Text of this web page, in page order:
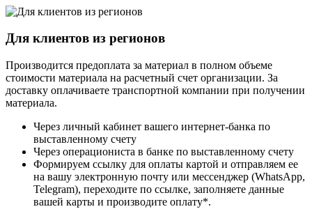
Для клиентов из регионов
Производится предоплата за материал в полном объеме
стоимости материала на расчетный счет организации. За
доставку оплачиваете транспортной компании при получении
материала.
Через личный кабинет вашего интернет-банка по
выставленному счету
Через операциониста в банке по выставленному счету
Формируем ссылку для оплаты картой и отправляем ее
на вашу электронную почту или мессенджер (WhatsApp,
Telegram), переходите по ссылке, заполняете данные
вашей карты и производите оплату*.